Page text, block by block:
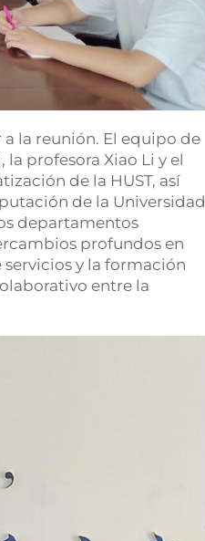
la reunión. El equipo de
profesora Xiao Li y el
de la HUST, así
de la Universidad
departamentos
profundos en
y la formación
entre la